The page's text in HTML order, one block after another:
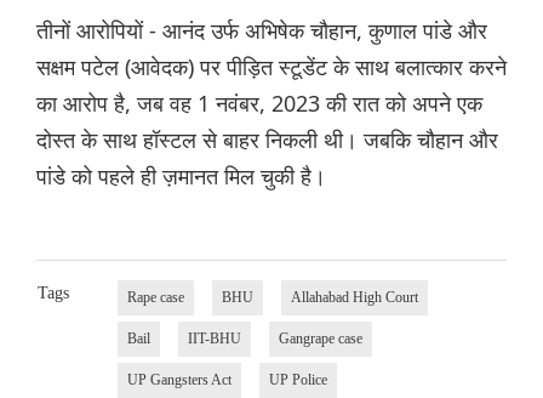
तीनों आरोपियों - आनंद उर्फ ​​अभिषेक चौहान, कुणाल पांडे और
सक्षम पटेल (आवेदक) पर पीड़ित स्टूडेंट के साथ बलात्कार करने
का आरोप है, जब वह 1 नवंबर, 2023 की रात को अपने एक
दोस्त के साथ हॉस्टल से बाहर निकली थी। जबकि चौहान और
पांडे को पहले ही ज़मानत मिल चुकी है।
Tags Rape case BHU Allahabad High Court
Bail IIT-BHU Gangrape case
UP Gangsters Act UP Police